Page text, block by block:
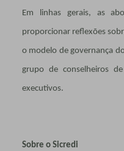
Em linhas gerais, as
proporcionar reflexões
o modelo de governança
grupo de conselheiros
executivos.
Sobre o Sicredi